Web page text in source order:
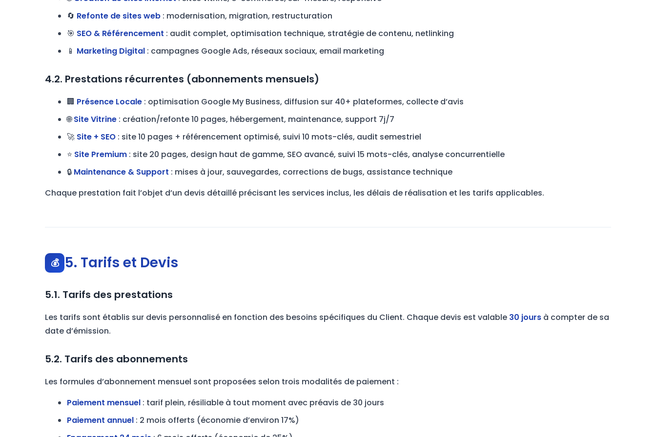
🔄 Refonte de sites web : modernisation, migration, restructuration
🎯 SEO & Référencement : audit complet, optimisation technique, stratégie de contenu, netlinking
📱 Marketing Digital : campagnes Google Ads, réseaux sociaux, email marketing
4.2. Prestations récurrentes (abonnements mensuels)
🏢 Présence Locale : optimisation Google My Business, diffusion sur 40+ plateformes, collecte d’avis
🌐Site Vitrine : création/refonte 10 pages, hébergement, maintenance, support 7j/7
🚀 Site + SEO : site 10 pages + référencement optimisé, suivi 10 mots-clés, audit semestriel
⭐ Site Premium : site 20 pages, design haut de gamme, SEO avancé, suivi 15 mots-clés, analyse concurrentielle
🔒 Maintenance & Support : mises à jour, sauvegardes, corrections de bugs, assistance technique
Chaque prestation fait l’objet d’un devis détaillé précisant les services inclus, les délais de réalisation et les tarifs applicables.
💰 5. Tarifs et Devis
5.1. Tarifs des prestations
Les tarifs sont établis sur devis personnalisé en fonction des besoins spécifiques du Client. Chaque devis est valable 30 jours à compter de sa
date d’émission.
5.2. Tarifs des abonnements
Les formules d’abonnement mensuel sont proposées selon trois modalités de paiement :
Paiement mensuel : tarif plein, résiliable à tout moment avec préavis de 30 jours
Paiement annuel : 2 mois offerts (économie d’environ 17%)